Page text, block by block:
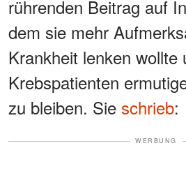
rührenden Beitrag auf
dem sie mehr
Krankheit lenken wollte
Krebspatienten
zu bleiben. Sie schrieb:
WERBUNG